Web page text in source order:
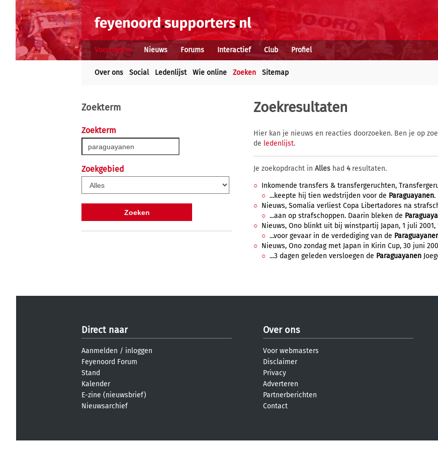
Voorpagina Nieuws Forums Interactief Club Profiel
Over ons Social Ledenlijst Wie online Zoeken Sitemap
Zoekterm
Zoekterm
Zoekgebied
Zoekresultaten
Hier kan je nieuws en reacties doorzoeken. Ben je op
de ledenlijst.
Je zoekopdracht in Alles had 4resultaten.
Inkomende transfers & transfergeruchten,
...keepte hij tien wedstrijden voor de Paraguayanen.
Nieuws, Somalia verliest Copa Libertadores na
...aan op strafschoppen. Daarin bleken de
Nieuws, Ono blinkt uit bij winstpartij Japan, 1 juli 2001,
...voor gevaar in de verdediging van de
Nieuws, Ono zondag met Japan in Kirin Cup, 30 juni
...3 dagen geleden versloegen de Paraguayanen
Direct naar
Aanmelden / inloggen
Feyenoord Forum
Stand
Kalender
E-zine (nieuwsbrief)
Nieuwsarchief
Over ons
Voor webmasters
Disclaimer
Privacy
Adverteren
Partnerberichten
Contact